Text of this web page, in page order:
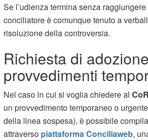
Se l’udienza termina senza
conciliatore è comunque tenuto a
risoluzione della controversia.
Richiesta di adozione
provvedimenti
Nel caso in cui si voglia chiedere al
un provvedimento temporaneo o
della linea sospesa), è possibile
attraverso piattaforma Conciliaweb,